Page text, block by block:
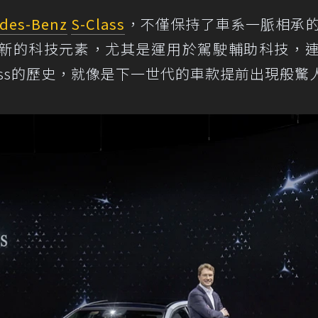
Benz S-Class ，不僅保持了車系一脈相承
的科技元素，尤其是運用於駕駛輔助科技，
的歷史，就像是下一世代的車款提前出現般驚